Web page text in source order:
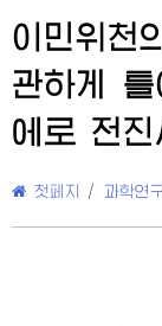
이민위천
관하게 틀
에로 전
첫페지 / 과학연